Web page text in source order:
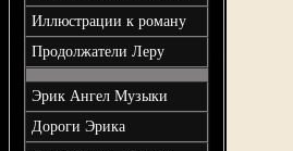
Иллюстрации к роману
Продолжатели Леру
Эрик Ангел Музыки
Дороги Эрика